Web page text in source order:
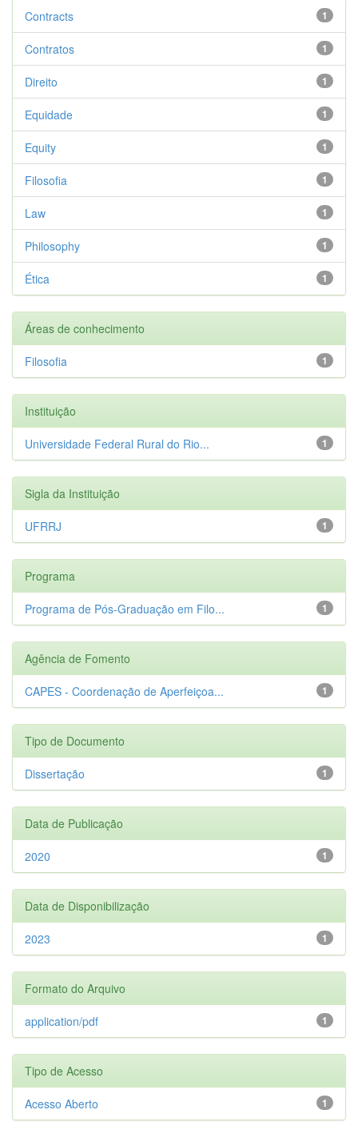
1
Contracts
1
Contratos
1
Direito
1
Equidade
1
Equity
1
Filosofia
1
Law
1
Philosophy
1
Ética
Áreas de conhecimento
1
Filosofia
Instituição
1
Universidade Federal Rural do Rio...
Sigla da Instituição
1
UFRRJ
Programa
1
Programa de Pós-Graduação em Filo...
Agência de Fomento
1
CAPES - Coordenação de Aperfeiçoa...
Tipo de Documento
1
Dissertação
Data de Publicação
1
2020
Data de Disponibilização
1
2023
Formato do Arquivo
1
application/pdf
Tipo de Acesso
1
Acesso Aberto